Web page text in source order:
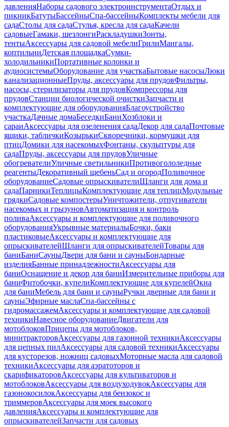
давленияНаборы садового электроинструментаОтдых и
пикникБатутыБассейныСпа-бассейныКомплекты мебели для
садаСтолы для садаСтулья, кресла для садаКачели
садовыеГамаки, шезлонгиРаскладушкиЗонты,
тентыАксессуары для садовой мебелиГрилиМангалы,
коптильниДетская площадкаСумки-
холодильникиПортативные колонки и
аудиосистемыОборудование для участкаБытовые насосыЛюки
канализационныеПруды, аксессуары для прудовФильтры,
насосы, стерилизаторы для прудовКомпрессоры для
прудовСтанции биологической очисткиЗапчасти и
комплектующие для оборудованияБлагоустройство
участкаДачные домаБеседкиБаниХозблоки и
сараиАксессуары для озеленения садаДекор для садаПочтовые
ящики, табличкиКозырькиСкворечники, кормушки для
птицДомики для насекомыхФонтаны, скульптуры для
садаПруды, аксессуары для прудовУличные
обогревателиУличные светильникиПротивогололедные
реагентыДекоративный щебеньСад и огородПоливочное
оборудованиеСадовые опрыскивателиШланги для дома и
садаПарникиТеплицыКомплектующие для теплицМодульные
грядкиСадовые компостерыУничтожители, отпугиватели
насекомых и грызуновАвтоматизация и контроль
поливаАксессуары и комплектующие для поливочного
оборудованияУкрывные материалыБочки, баки
пластиковыеАксессуары и комплектующие для
опрыскивателейШланги для опрыскивателейТовары для
баниБаниСауныДвери для бани и сауныБондарные
изделияБанные принадлежностиАксессуары для
баниОснащение и декор для баниИзмерительные приборы для
баниФитобочки, купелиКомплектующие для купелейОкна
для баниМебель для бани и сауныРучки дверные для бани и
сауныЭфирные маслаСпа-бассейны с
гидромассажемАксессуары и комплектующие для садовой
техникиНавесное оборудованиеДвигатели для
мотоблоковПрицепы для мотоблоков,
минитракторовАксессуары для газонной техникиАксессуары
для цепных пилАксессуары для садовой техникиАксессуары
для кусторезов, ножниц садовыхМоторные масла для садовой
техникиАксессуары для аэратоторов и
скарификаторовАксессуары для культиваторов и
мотоблоковАксессуары для воздуходувокАксессуары для
газонокосилокАксессуары для бензокос и
триммеровАксессуары для моек высокого
давленияАксессуары и комплектующие для
опрыскивателейЗапчасти для садовых